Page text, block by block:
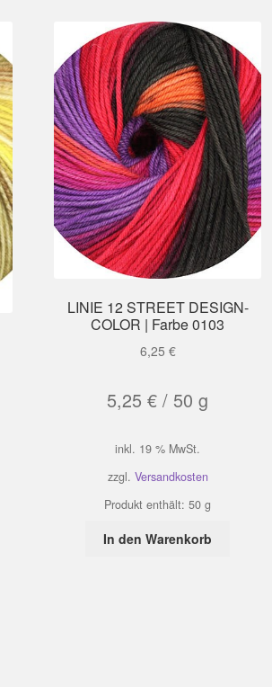
LINIE 12 STREET DESIGN-
COLOR | Farbe 0103
6,25 €
5,25€ / 50 g
inkl. 19 % MwSt.
zzgl. Versandkosten
Produkt enthält: 50g
In den Warenkorb